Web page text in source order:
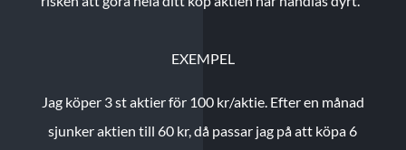
EXEMPEL
Jag köper 3 st aktier för 100 kr/aktie. Efter en månad
sjunker aktien till 60 kr, då passar jag på att köpa 6